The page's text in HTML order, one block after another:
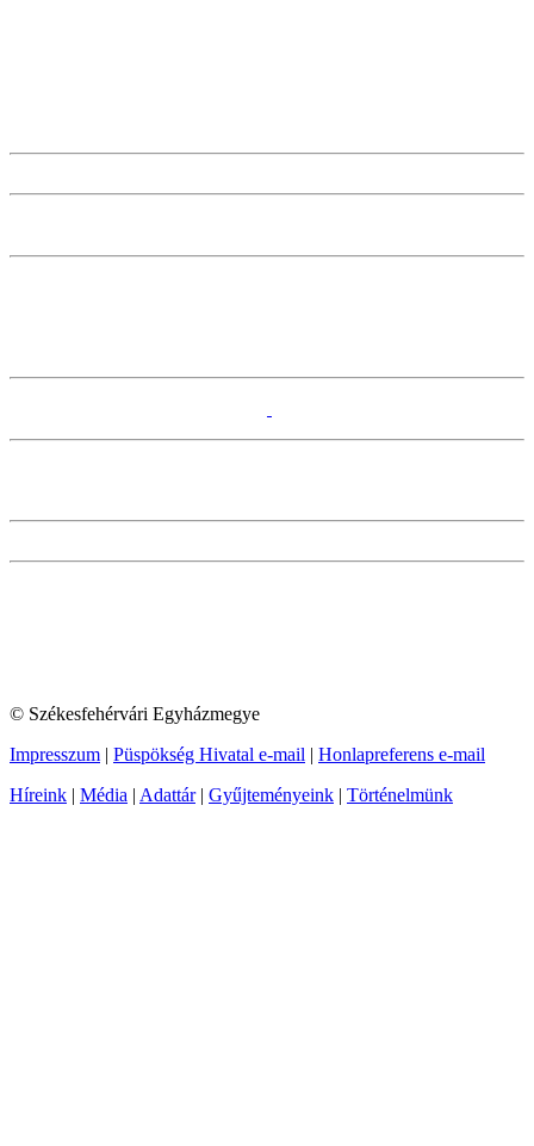
© Székesfehérvári Egyházmegye
Impresszum | Püspökség Hivatal e-mail | Honlapreferens e-mail
Híreink | Média | Adattár| Gyűjteményeink | Történelmünk